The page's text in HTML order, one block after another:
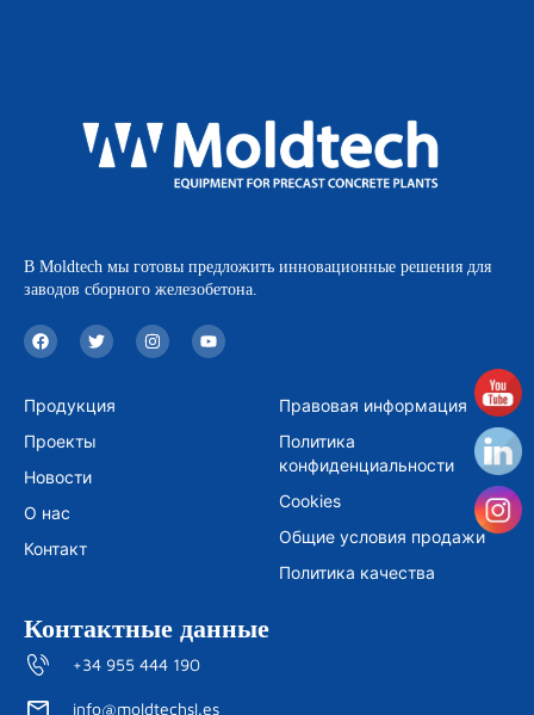
В Moldtech мы готовы предложить инновационные решения для
заводов сборного железобетона.
F
a
c
b
o
k
T
w
i
t
e
I
n
s
Y
o
u
Продукция
Проекты
Новости
О нас
Контакт
Правовая информация
Политика
конфиденциальности
Cookies
Общие условия продажи
Политика качества
Контактные данные
+34 955 444 190
info@moldtechsl.es